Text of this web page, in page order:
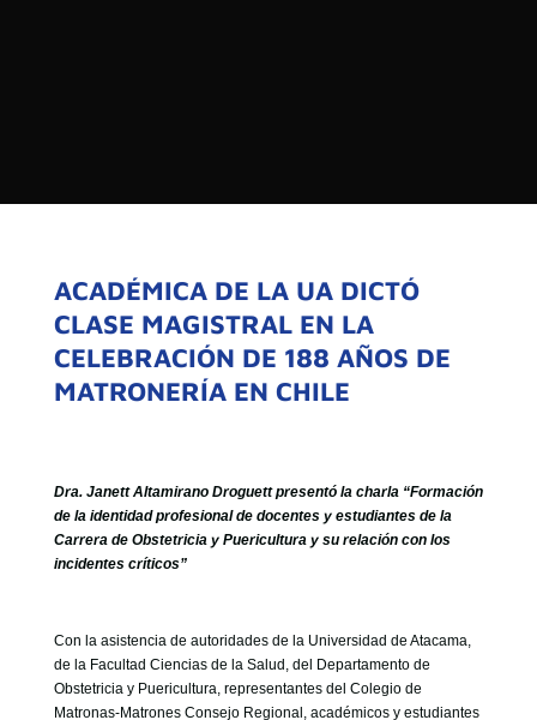
ESTADO DE CHILE
QUIENES SOMOS
MISIÓN
VISIÓN
GOBIERNO CORPORATIVO
ACADÉMICA DE LA UA DICTÓ
CLASE MAGISTRAL EN LA
CELEBRACIÓN DE 188 AÑOS DE
MATRONERÍA EN CHILE
Dra. Janett Altamirano Droguett presentó la charla “Formación
de la identidad profesional de docentes y estudiantes de la
Carrera de Obstetricia y Puericultura y su relación con los
incidentes críticos”
Con la asistencia de autoridades de la Universidad de Atacama,
de la Facultad Ciencias de la Salud, del Departamento de
Obstetricia y Puericultura, representantes del Colegio de
Matronas-Matrones Consejo Regional, académicos y estudiantes